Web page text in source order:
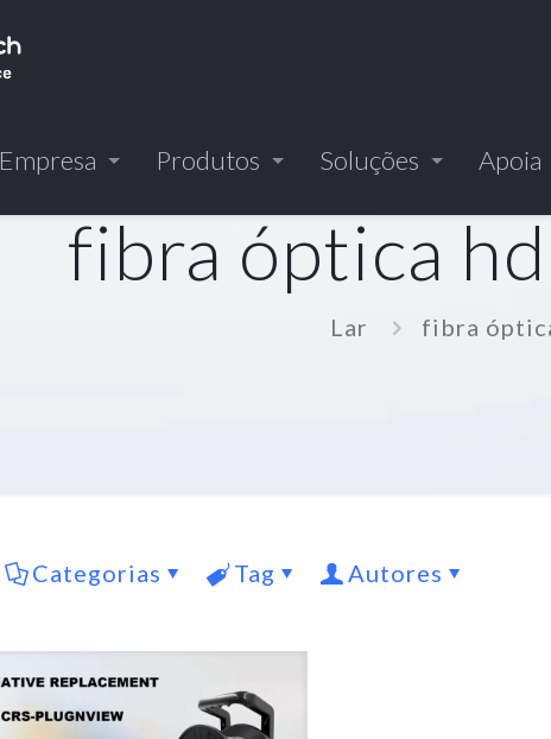
Empresa Produtos Soluções Apoia
fibra óptica
Lar fibra
Categorias Tag Autores